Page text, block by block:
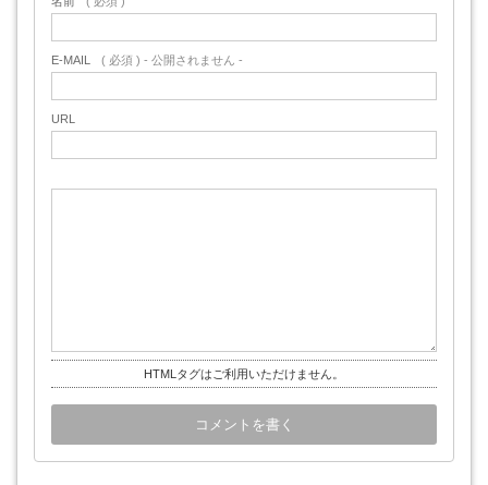
E-MAIL ( 必須 ) - 公開されません -
URL
HTMLタグはご利用いただけません。